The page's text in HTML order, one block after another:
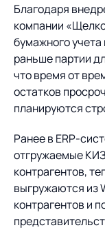
Благодаря
компании
бумажного
раньше партии
что время от
остатков
планируются
Ранее в ERP-
отгружаемые
контрагентов,
выгружаются из
контрагентов и